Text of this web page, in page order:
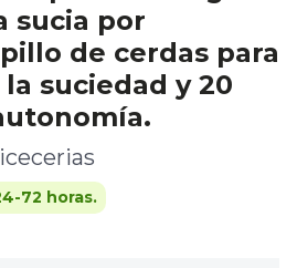
sucia por
de cerdas para
suciedad y 20
72 horas.